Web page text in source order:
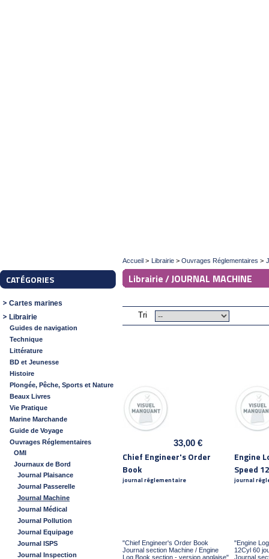
CATÉGORIES
Cartes marines
Librairie
Guides de navigation
Technique
Littérature
BD et Jeunesse
Histoire
Plongée, Pêche, Sports et Nature
Beaux Livres
Vie Pratique
Marine Marchande
Guide de Voyage
Ouvrages Réglementaires
OMI
Journaux de Bord
Journal Plaisance
Journal Passerelle
Journal Machine
Journal Médical
Journal Pollution
Journal Equipage
Journal ISPS
Journal Inspection
Accueil > Librairie > Ouvrages Réglementaires >
Librairie /JOURNAL MACHINE
Tri
33,00 €
Chief Engineer's Order
Book
journal réglementaire
"Chief Engineer's Order Book
Journal section Machine / Engine
Log Book section - version anglaise"
Engine
Speed
journal
"Engine
12Cyl 60
Journal